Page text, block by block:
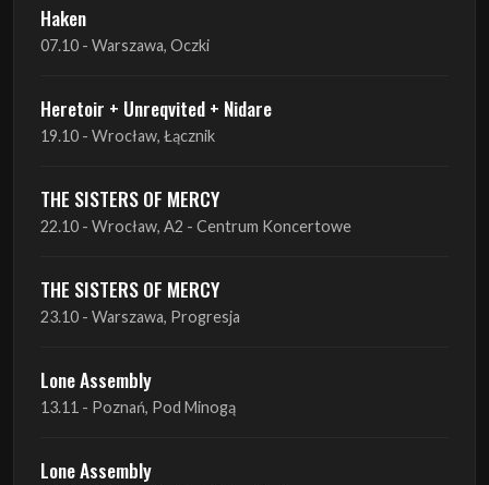
Haken
07.10 - Warszawa, Oczki
Heretoir + Unreqvited + Nidare
19.10 - Wrocław, Łącznik
THE SISTERS OF MERCY
22.10 - Wrocław, A2 - Centrum Koncertowe
THE SISTERS OF MERCY
23.10 - Warszawa, Progresja
Lone Assembly
13.11 - Poznań, Pod Minogą
Lone Assembly